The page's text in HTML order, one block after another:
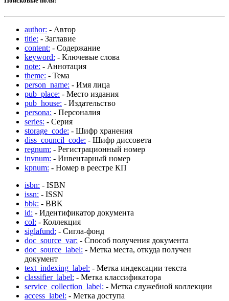
author: - Автор
title: - Заглавие
content: - Содержание
keyword: - Ключевые слова
note: - Аннотация
theme: - Тема
person_name: - Имя лица
pub_place: - Место издания
pub_house: - Издательство
persona: - Персоналия
series: - Серия
storage_code: - Шифр хранения
diss_council_code: - Шифр диссовета
regnum: - Регистрационный номер
invnum: - Инвентарный номер
kpnum: - Номер в реестре КП
isbn: - ISBN
issn: - ISSN
bbk: - BBK
id: - Идентификатор документа
col: - Коллекция
siglafund: - Сигла-фонд
doc_source_var: - Способ получения документа
doc_source_label: - Метка места, откуда получен
документ
text_indexing_label: - Метка индексации текста
classifier_label: - Метка классификатора
service_collection_label: - Метка служебной коллекции
access_label: - Метка доступа